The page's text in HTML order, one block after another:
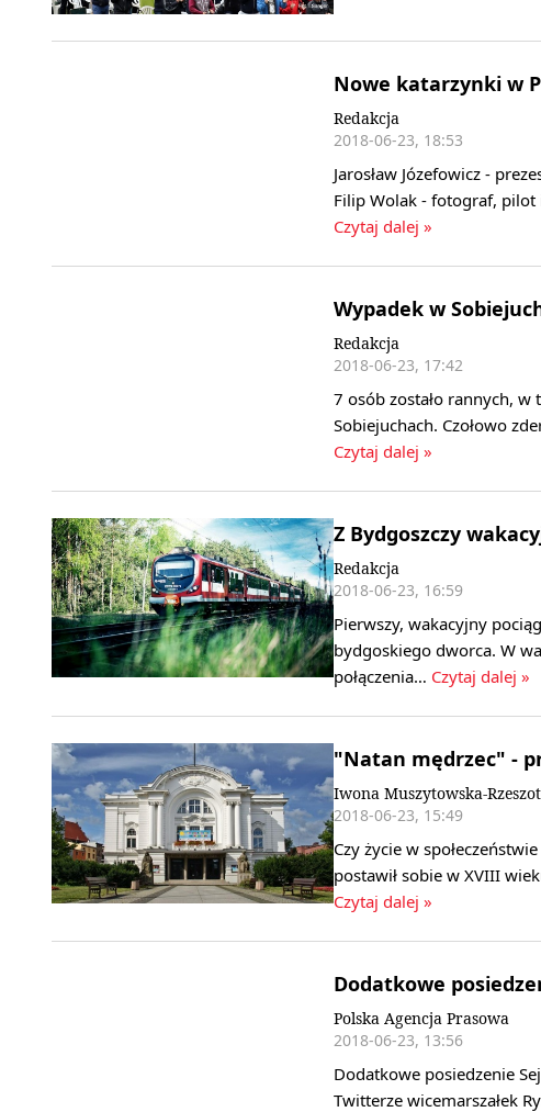
Nowe katarzynki w
Redakcja
2018-06-23, 18:53
Jarosław Józefowicz -
Filip Wolak - fotograf,
Czytaj dalej »
Wypadek w
Redakcja
2018-06-23, 17:42
7 osób zostało rannych,
Sobiejuchach. Czołowo
Czytaj dalej »
Z Bydgoszczy
Redakcja
2018-06-23, 16:59
Pierwszy, wakacyjny
bydgoskiego dworca. W
połączenia… Czytaj dalej »
"Natan mędrzec" -
Iwona Muszytowska-
2018-06-23, 15:49
Czy życie w
postawił sobie w XVIII
Czytaj dalej »
Dodatkowe
Polska Agencja Prasowa
2018-06-23, 13:56
Dodatkowe posiedzenie
Twitterze wicemarszałek